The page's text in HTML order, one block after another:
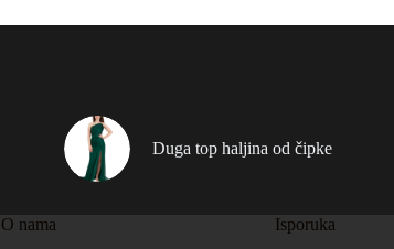
Duga top haljina od čipke
O nama
Isporuka